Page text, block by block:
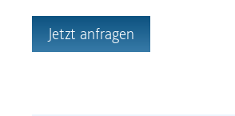
Jetzt anfragen